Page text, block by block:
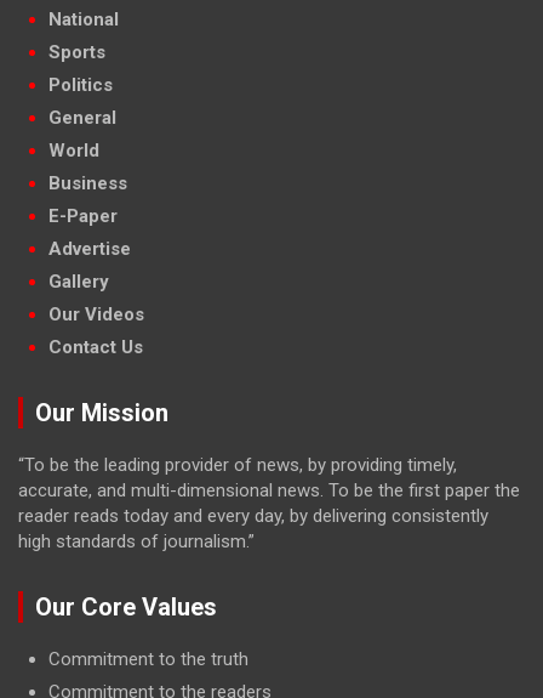
National
Sports
Politics
General
World
Business
E-Paper
Advertise
Gallery
Our Videos
Contact Us
Our Mission
“To be the leading provider of news, by providing timely,
accurate, and multi-dimensional news. To be the first paper the
reader reads today and every day, by delivering consistently
high standards of journalism.”
Our Core Values
Commitment to the truth
Commitment to the readers